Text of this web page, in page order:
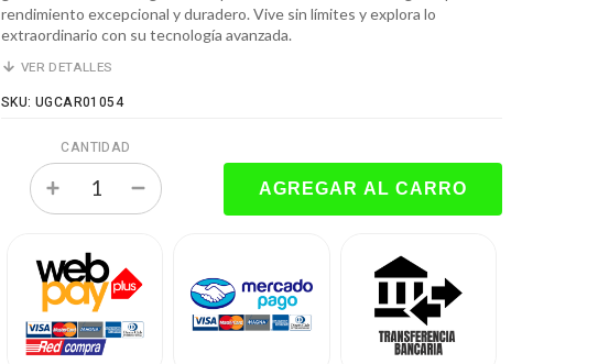
rendimiento excepcional y duradero. Vive sin límites y explora lo
extraordinario con su tecnología avanzada.
VER DETALLES
SKU: UGCAR01054
CANTIDAD